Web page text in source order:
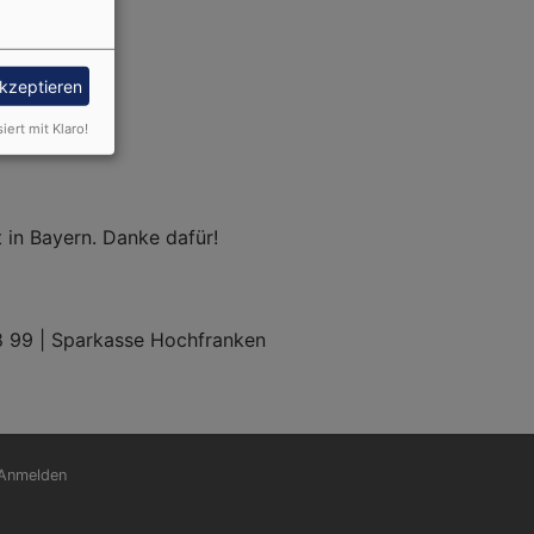
Bayern. Danke dafür!
| Sparkasse Hochfranken
mit Klaro!